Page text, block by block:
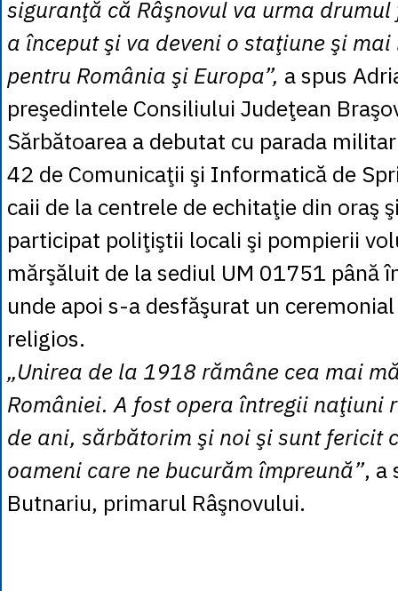
siguranţă că Râşnovul va urma
a început şi va deveni o staţiune şi
pentru România şi Europa”, a spus
preşedintele Consiliului Judeţean
Sărbătoarea a debutat cu parada
42 de Comunicaţii şi Informatică de
caii de la centrele de echitaţie din oraş
participat poliţiştii locali şi pompierii
mărşăluit de la sediul UM 01751 până
unde apoi s-a desfăşurat un
religios.
„Unirea de la 1918 rămâne cea mai
României. A fost opera întregii naţiuni
de ani, sărbătorim şi noi şi sunt fericit
oameni care ne bucurăm împreună”, a
Butnariu, primarul Râşnovului.